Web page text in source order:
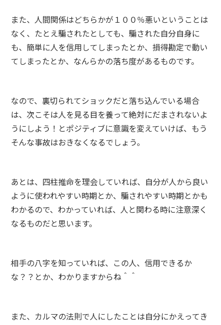
また、人間関係はどちらかが１００％悪いということは
なく、たとえ騙されたとしても、騙された自分自身に
も、簡単に人を信用してしまったとか、損得勘定で動い
てしまったとか、なんらかの落ち度があるものです。
なので、裏切られてショックだと落ち込んでいる場合
は、次こそは人を見る目を養って絶対にだまされないよ
うにしよう！とポジティブに意識を変えていけば、もう
そんな事故はおきなくなるでしょう。
あとは、四柱推命を理会していれば、自分が人から良い
ように使われやすい時期とか、騙されやすい時期とかも
わかるので、わかっていれば、人と関わる時に注意深く
なるものだと思います。
相手の八字を知っていれば、この人、信用できるか
な？？とか、わかりますからね＾＾
また、カルマの法則で人にしたことは自分にかえってき